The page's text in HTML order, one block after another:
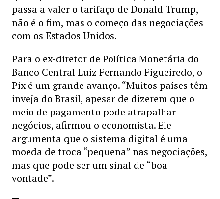
passa a valer o tarifaço de Donald Trump,
não é o fim, mas o começo das negociações
com os Estados Unidos.
Para o ex-diretor de Política Monetária do
Banco Central Luiz Fernando Figueiredo, o
Pix é um grande avanço. “Muitos países têm
inveja do Brasil, apesar de dizerem que o
meio de pagamento pode atrapalhar
negócios, afirmou o economista. Ele
argumenta que o sistema digital é uma
moeda de troca “pequena” nas negociações,
mas que pode ser um sinal de “boa
vontade”.